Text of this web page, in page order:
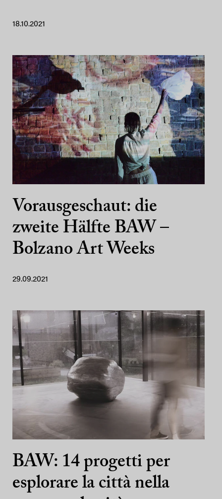
18.10.2021
Vorausgeschaut: die
zweite Hälfte BAW –
Bolzano Art Weeks
29.09.2021
BAW: 14 progetti per
esplorare la città nella